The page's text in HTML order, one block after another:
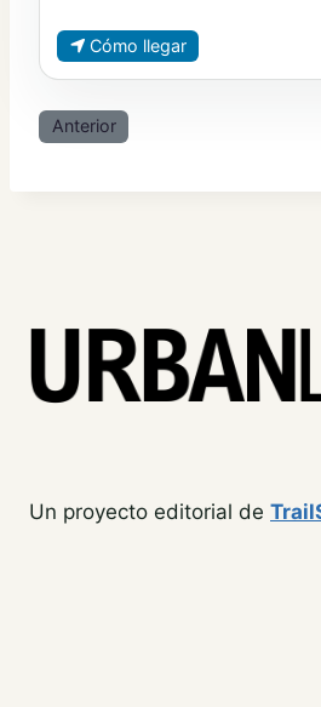
Cómo llegar
Anterior
Un proyecto editorial de